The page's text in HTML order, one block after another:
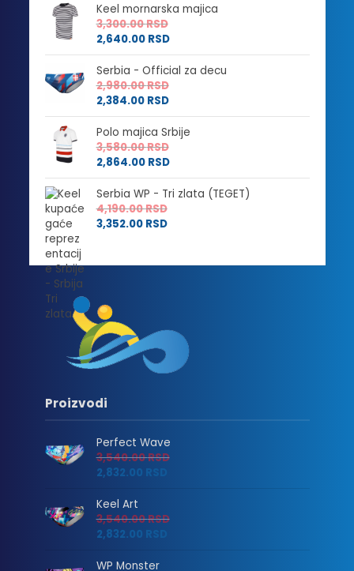
Keel mornarska majica
3,300.00RSD
2,640.00 RSD
Serbia - Official za decu
2,980.00RSD
2,384.00 RSD
Polo majica Srbije
3,580.00RSD
2,864.00 RSD
Serbia WP - Tri zlata (TEGET)
4,190.00RSD
3,352.00 RSD
Proizvodi
Perfect Wave
3,540.00RSD
2,832.00 RSD
Keel Art
3,540.00RSD
2,832.00 RSD
WP Monster